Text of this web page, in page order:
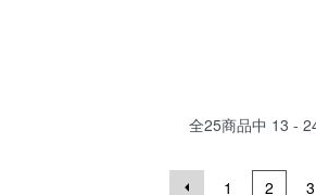
全25商品中 13 -
1 2 3